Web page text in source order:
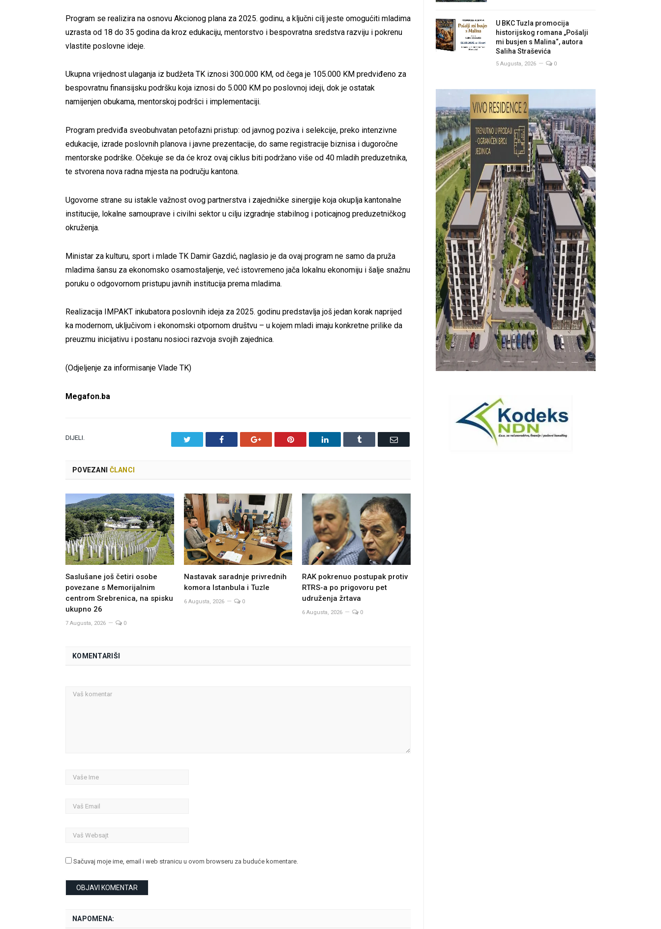
Program se realizira na osnovu Akcionog plana za 2025. godinu, a ključni cilj jeste omogućiti mladima
uzrasta od 18 do 35 godina da kroz edukaciju, mentorstvo i bespovratna sredstva razviju i pokrenu
vlastite poslovne ideje.
Ukupna vrijednost ulaganja iz budžeta TK iznosi 300.000 KM, od čega je 105.000 KM predviđeno za
bespovratnu finansijsku podršku koja iznosi do 5.000 KM po poslovnoj ideji, dok je ostatak
namijenjen obukama, mentorskoj podršci i implementaciji.
Program predviđa sveobuhvatan petofazni pristup: od javnog poziva i selekcije, preko intenzivne
edukacije, izrade poslovnih planova i javne prezentacije, do same registracije biznisa i dugoročne
mentorske podrške. Očekuje se da će kroz ovaj ciklus biti podržano više od 40 mladih preduzetnika,
te stvorena nova radna mjesta na području kantona.
Ugovorne strane su istakle važnost ovog partnerstva i zajedničke sinergije koja okuplja kantonalne
institucije, lokalne samouprave i civilni sektor u cilju izgradnje stabilnog i poticajnog preduzetničkog
okruženja.
Ministar za kulturu, sport i mlade TK Damir Gazdić, naglasio je da ovaj program ne samo da pruža
mladima šansu za ekonomsko osamostaljenje, već istovremeno jača lokalnu ekonomiju i šalje snažnu
poruku o odgovornom pristupu javnih institucija prema mladima.
Realizacija IMPAKT inkubatora poslovnih ideja za 2025. godinu predstavlja još jedan korak naprijed
ka modernom, uključivom i ekonomski otpornom društvu – u kojem mladi imaju konkretne prilike da
preuzmu inicijativu i postanu nosioci razvoja svojih zajednica.
(Odjeljenje za informisanje Vlade TK)
Megafon.ba
DIJELI. Facebook Google+ Pinterest LinkedIn Tumblr Email
POVEZANI ČLANCI
Saslušane još četiri osobe
povezane s Memorijalnim
centrom Srebrenica, na spisku
ukupno 26
7 Augusta, 2026 0
Nastavak saradnje privrednih
komora Istanbula i Tuzle
6 Augusta, 2026 0
RAK pokrenuo postupak protiv
RTRS-a po prigovoru pet
udruženja žrtava
6 Augusta, 2026 0
KOMENTARIŠI
Sačuvaj moje ime, email i web stranicu u ovom browseru za buduće komentare.
NAPOMENA:
U BKC Tuzla promocija
historijskog romana „Pošalji
mi busjen s Malina“, autora
Saliha Straševića
5 Augusta, 2026 0